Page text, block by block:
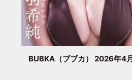
BUBKA（ブブカ） 2026年4